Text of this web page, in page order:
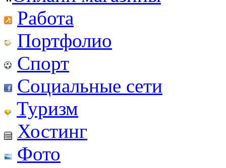
Работа
Портфолио
Спорт
Социальные сети
Туризм
Хостинг
Фото